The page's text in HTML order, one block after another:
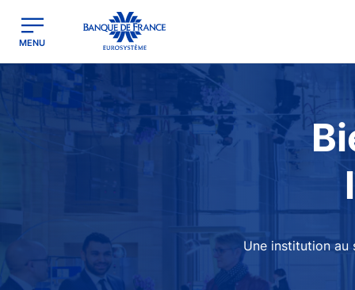
Banque de France - Menu Principal
MENU
Image
Une institution au